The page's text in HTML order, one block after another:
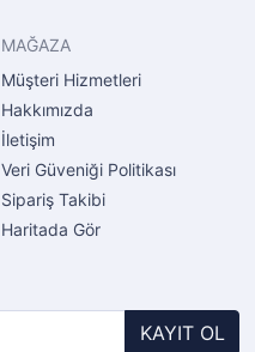
MAĞAZA
Müşteri Hizmetleri
Hakkımızda
İletişim
Veri Güveniği Politikası
Sipariş Takibi
Haritada Gör
KAYIT OL